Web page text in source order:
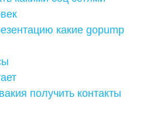
какие gopump
получить контакты